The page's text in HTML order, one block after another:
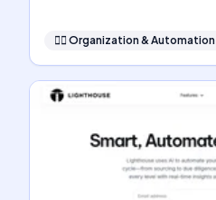
🧞‍♂️ Organization & Automation